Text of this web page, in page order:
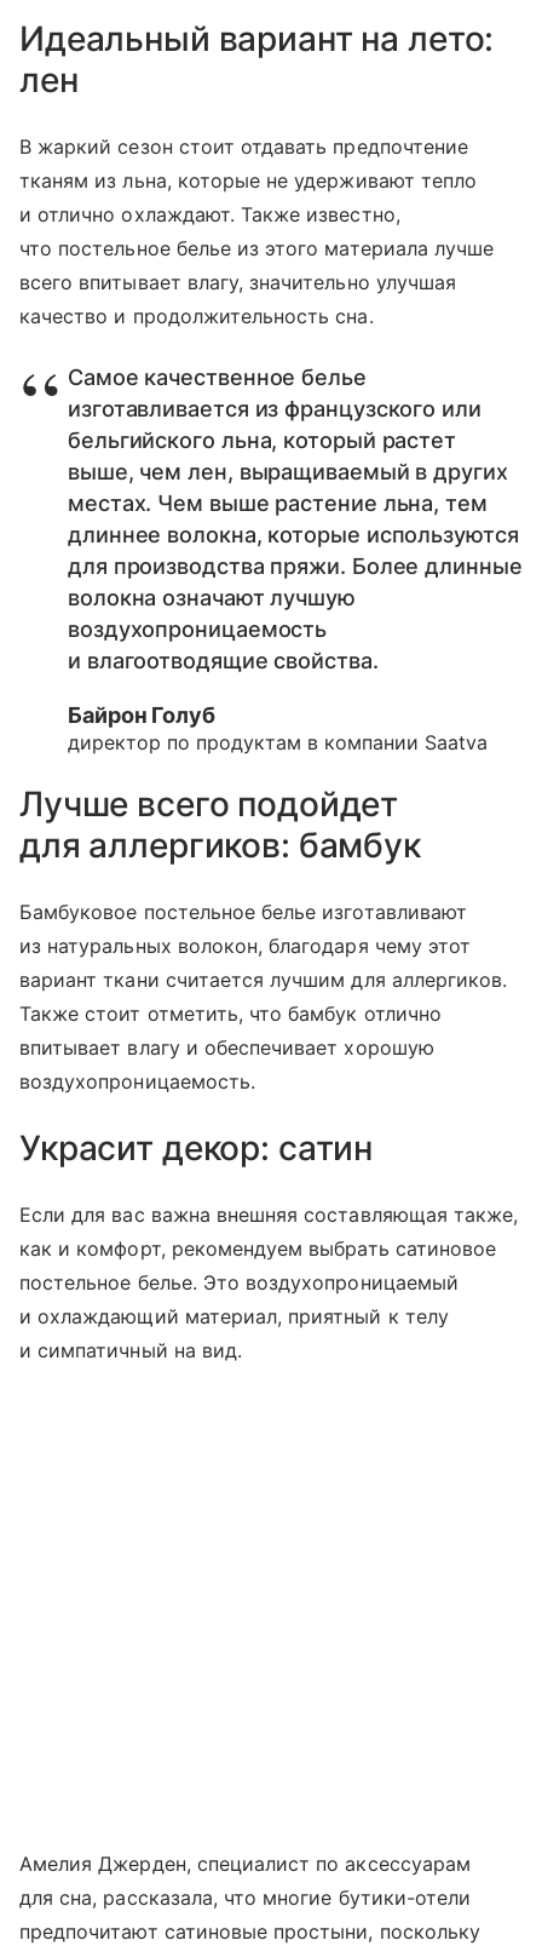
Идеальный вариант на лето:
лен
В жаркий сезон стоит отдавать предпочтение
тканям из льна, которые не удерживают тепло
и отлично охлаждают. Также известно,
что постельное белье из этого материала лучше
всего впитывает влагу, значительно улучшая
качество и продолжительность сна.
Самое качественное белье
изготавливается из французского или
бельгийского льна, который растет
выше, чем лен, выращиваемый в других
местах. Чем выше растение льна, тем
длиннее волокна, которые используются
для производства пряжи. Более длинные
волокна означают лучшую
воздухопроницаемость
и влагоотводящие свойства.
Байрон Голуб
директор по продуктам в компании Saatva
Лучше всего подойдет
для аллергиков: бамбук
Бамбуковое постельное белье изготавливают
из натуральных волокон, благодаря чему этот
вариант ткани считается лучшим для аллергиков.
Также стоит отметить, что бамбук отлично
впитывает влагу и обеспечивает хорошую
воздухопроницаемость.
Украсит декор: сатин
Если для вас важна внешняя составляющая также,
как и комфорт, рекомендуем выбрать сатиновое
постельное белье. Это воздухопроницаемый
и охлаждающий материал, приятный к телу
и симпатичный на вид.
Амелия Джерден, специалист по аксессуарам
для сна, рассказала, что многие бутики-отели
предпочитают сатиновые простыни, поскольку